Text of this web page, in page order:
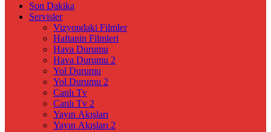
Son Dakika
Servisler
Vizyondaki Filmler
Haftanin Filmleri
Hava Durumu
Hava Durumu 2
Yol Durumu
Yol Durumu 2
Canlı Tv
Canlı Tv 2
Yayın Akışları
Yayın Akışları 2